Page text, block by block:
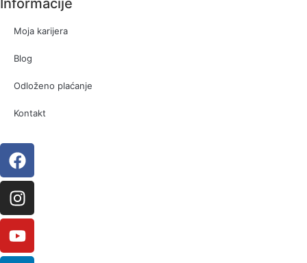
Informacije
Moja karijera
Blog
Odloženo plaćanje
Kontakt